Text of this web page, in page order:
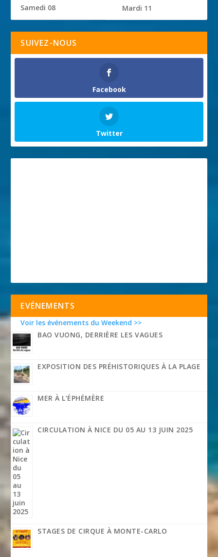
Samedi 08 Mardi 11
SUIVEZ-NOUS
Facebook
Twitter
EVÉNEMENTS
Voir les événements du Weekend >>
BAO VUONG, DERRIÈRE LES VAGUES
EXPOSITION DES PRÉHISTORIQUES À LA PLAGE
MER À L’ÉPHÉMÈRE
CIRCULATION À NICE DU 05 AU 13 JUIN 2025
STAGES DE CIRQUE À MONTE-CARLO